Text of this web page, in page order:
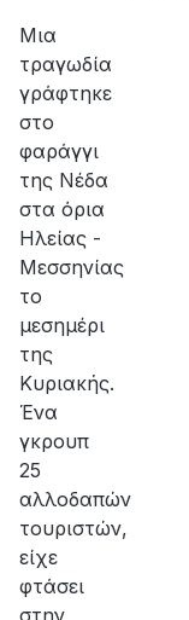
Μια
τραγωδία
γράφτηκε
στο
φαράγγι
της Νέδα
στα όρια
Ηλείας -
Μεσσηνίας
το
μεσημέρι
της
Κυριακής.
Ένα
γκρουπ
25
αλλοδαπών
τουριστών,
είχε
φτάσει
στην